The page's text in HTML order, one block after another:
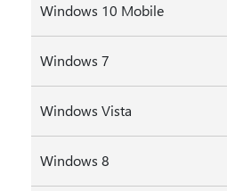
Windows 10 Mobile
Windows 7
Windows Vista
Windows 8